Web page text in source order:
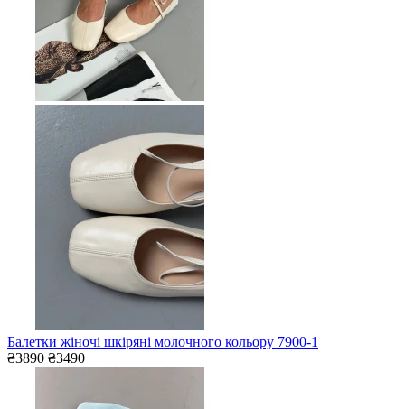
Балетки жіночі шкіряні молочного кольору 7900-1
₴3890 ₴3490